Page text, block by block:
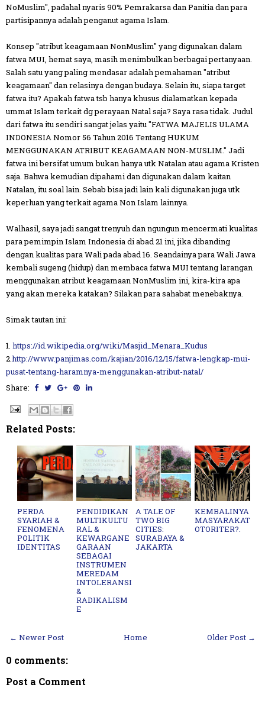
NoMuslim", padahal nyaris 90% Pemrakarsa dan Panitia dan para
partisipannya adalah penganut agama Islam.
Konsep "atribut keagamaan NonMuslim" yang digunakan dalam
fatwa MUI, hemat saya, masih menimbulkan berbagai pertanyaan.
Salah satu yang paling mendasar adalah pemahaman "atribut
keagamaan" dan relasinya dengan budaya. Selain itu, siapa target
fatwa itu? Apakah fatwa tsb hanya khusus dialamatkan kepada
ummat Islam terkait dg perayaan Natal saja? Saya rasa tidak. Judul
dari fatwa itu sendiri sangat jelas yaitu "FATWA MAJELIS ULAMA
INDONESIA Nomor 56 Tahun 2016 Tentang HUKUM
MENGGUNAKAN ATRIBUT KEAGAMAAN NON-MUSLIM." Jadi
fatwa ini bersifat umum bukan hanya utk Natalan atau agama Kristen
saja. Bahwa kemudian dipahami dan digunakan dalam kaitan
Natalan, itu soal lain. Sebab bisa jadi lain kali digunakan juga utk
keperluan yang terkait agama Non Islam lainnya.
Walhasil, saya jadi sangat trenyuh dan ngungun mencermati kualitas
para pemimpin Islam Indonesia di abad 21 ini, jika dibanding
dengan kualitas para Wali pada abad 16. Seandainya para Wali Jawa
kembali sugeng (hidup) dan membaca fatwa MUI tentang larangan
menggunakan atribut keagamaan NonMuslim ini, kira-kira apa
yang akan mereka katakan? Silakan para sahabat menebaknya.
Simak tautan ini:
1. https://id.wikipedia.org/wiki/Masjid_Menara_Kudus
2.http://www.panjimas.com/kajian/2016/12/15/fatwa-lengkap-mui-
pusat-tentang-haramnya-menggunakan-atribut-natal/
Share:
Related Posts:
PERDA
SYARIAH &
FENOMENA
POLITIK
IDENTITAS
PENDIDIKAN
MULTIKULTU
RAL &
KEWARGANE
GARAAN
SEBAGAI
INSTRUMEN
MEREDAM
INTOLERANSI
&
RADIKALISM
E
A TALE OF
TWO BIG
CITIES:
SURABAYA &
JAKARTA
KEMBALINYA
MASYARAKAT
OTORITER?.
← Newer Post Older Post →
Home
0 comments:
Post a Comment